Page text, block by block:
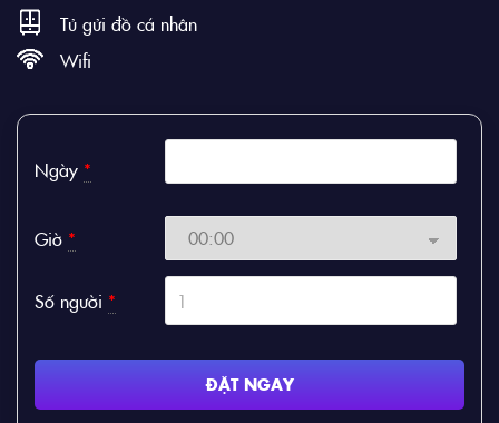
Tủ gửi đồ cá nhân
Wifi
Ngày *
Giờ *
Số người *
ĐẶT NGAY